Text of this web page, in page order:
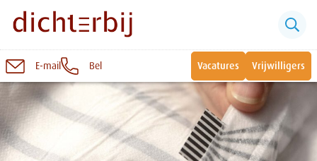
Naar
inhoud
E-mail Bel Vacatures Vrijwilligers
Sluiten
Snel naar: